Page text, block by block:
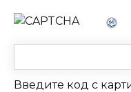
Введите код с